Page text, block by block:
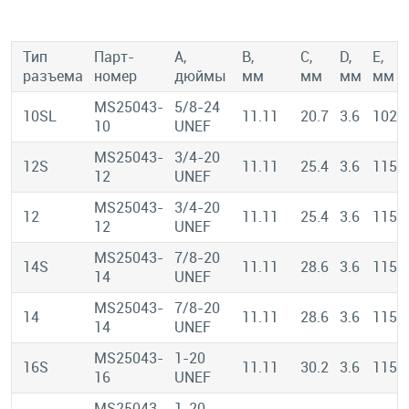
Тип
разъема
Парт-
номер
A,
дюймы
B,
мм
C,
мм
D,
мм
E,
мм
10SL
MS25043-
10
5/8-24
UNEF
11.11 20.7 3.6 102
12S
MS25043-
12
3/4-20
UNEF
11.11 25.4 3.6 115
12
MS25043-
12
3/4-20
UNEF
11.11 25.4 3.6 115
14S
MS25043-
14
7/8-20
UNEF
11.11 28.6 3.6 115
14
MS25043-
14
7/8-20
UNEF
11.11 28.6 3.6 115
16S
MS25043-
16
1-20
UNEF
11.11 30.2 3.6 115